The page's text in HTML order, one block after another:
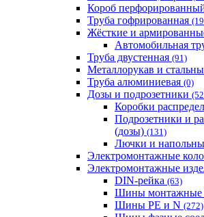
Короб
Труба гофрированная
Жёсткие и
Автомобильная
Труба двустенная (91)
Металлорукав и
Труба алюминиевая (0)
Дозы и подрозетники
Коробки
Подрозетники и
(дозы) (131)
Лючки и
Электромонтажные
Электромонтажные
DIN-рейка (63)
Шины монтажные
Шины PE и N (272)